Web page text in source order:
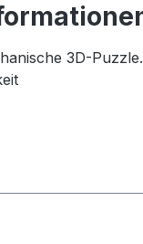
3D-Puzzle.